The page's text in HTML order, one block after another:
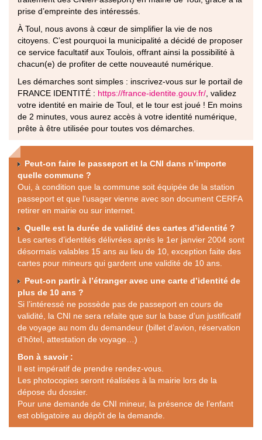
prise d’empreinte des intéressés.
À Toul, nous avons à cœur de simplifier la vie de nos
citoyens. C’est pourquoi la municipalité a décidé de proposer
ce service facultatif aux Toulois, offrant ainsi la possibilité à
chacun(e) de profiter de cette nouveauté numérique.
Les démarches sont simples : inscrivez-vous sur le portail de
FRANCE IDENTITÉ : https://france-identite.gouv.fr/ , validez
votre identité en mairie de Toul, et le tour est joué ! En moins
de 2 minutes, vous aurez accès à votre identité numérique,
prête à être utilisée pour toutes vos démarches.
Peut-on faire le passeport et la CNI dans n’importe
quelle commune ?
Oui, à condition que la commune soit équipée de la station
passeport et que l’usager vienne avec son document CERFA
retirer en mairie ou sur internet.
Quelle est la durée de validité des cartes d’identité ?
Les cartes d’identités délivrées après le 1er janvier 2004 sont
désormais valables 15 ans au lieu de 10, exception faite des
cartes pour mineurs qui gardent une validité de 10 ans.
Peut-on partir à l’étranger avec une carte d’identité de
plus de 10 ans ?
Si l’intéressé ne possède pas de passeport en cours de
validité, la CNI ne sera refaite que sur la base d’un justificatif
de voyage au nom du demandeur (billet d’avion, réservation
d’hôtel, attestation de voyage…)
Bon à savoir :
Il est impératif de prendre rendez-vous.
Les photocopies seront réalisées à la mairie lors de la
dépose du dossier.
Pour une demande de CNI mineur, la présence de l’enfant
est obligatoire au dépôt de la demande.